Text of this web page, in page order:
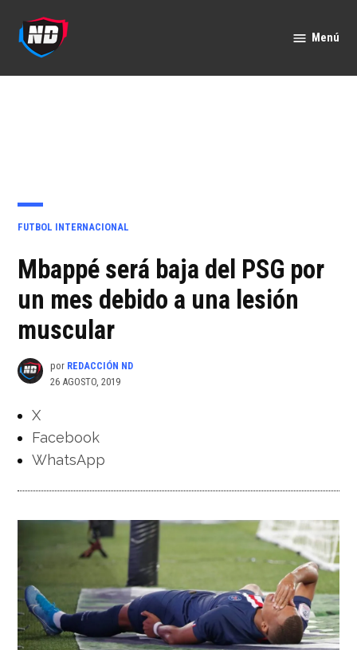
contenido
Menú
PUBLICADO
FUTBOL INTERNACIONAL
Mbappé será baja del PSG por
un mes debido a una lesión
muscular
por REDACCIÓN ND
26 AGOSTO, 2019
X
Facebook
WhatsApp